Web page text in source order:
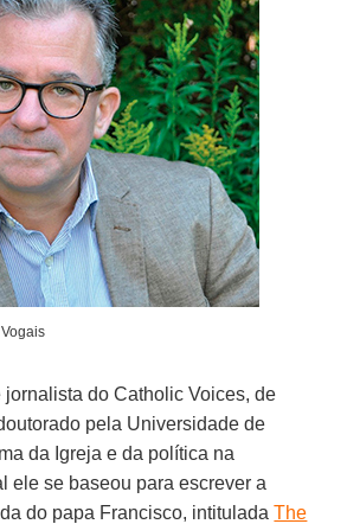
jornalista do Catholic Voices, de
pela Universidade de
da Igreja e da política na
ele se baseou para escrever a
do papa Francisco, intituladaThe